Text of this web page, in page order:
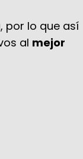
por lo que así
al mejor